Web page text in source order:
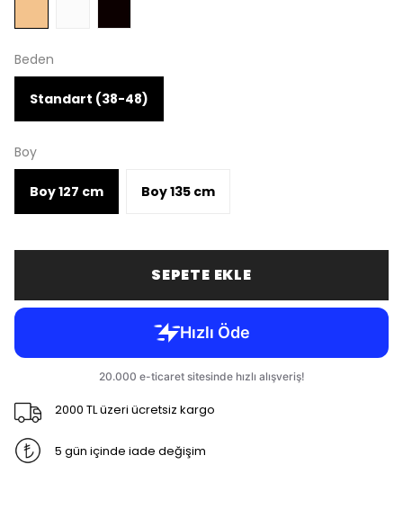
Beden
Standart (38-48)
Boy
Boy 127 cm Boy 135 cm
SEPETE EKLE
2000 TL üzeri ücretsiz kargo
5 gün içinde iade değişim